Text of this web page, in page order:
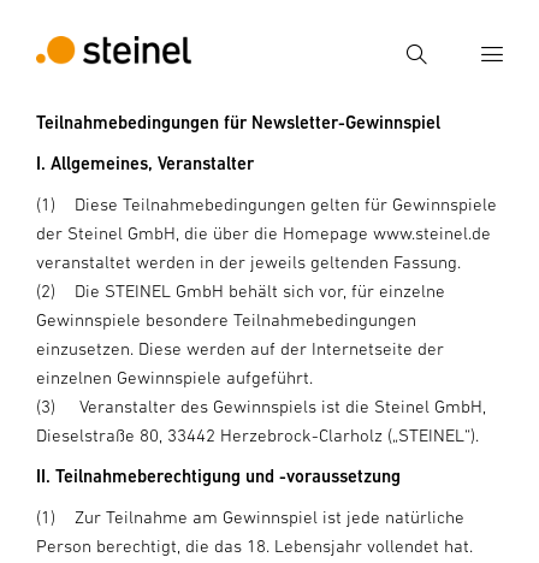
Suche
Suche
Suchbegriff eingeben
Teilnahmebedingungen für Newsletter-Gewinnspiel
I. Allgemeines, Veranstalter
(1) Diese Teilnahmebedingungen gelten für Gewinnspiele
der Steinel GmbH, die über die Homepage www.steinel.de
veranstaltet werden in der jeweils geltenden Fassung.
(2) Die STEINEL GmbH behält sich vor, für einzelne
Gewinnspiele besondere Teilnahmebedingungen
einzusetzen. Diese werden auf der Internetseite der
einzelnen Gewinnspiele aufgeführt.
(3) Veranstalter des Gewinnspiels ist die Steinel GmbH,
Dieselstraße 80, 33442 Herzebrock-Clarholz („STEINEL“).
II. Teilnahmeberechtigung und -voraussetzung
(1) Zur Teilnahme am Gewinnspiel ist jede natürliche
Person berechtigt, die das 18. Lebensjahr vollendet hat.